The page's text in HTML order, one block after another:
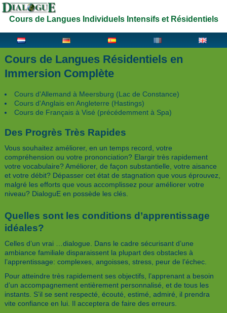
Cours de Langues Individuels Intensifs et Résidentiels
Cours de Langues Résidentiels en
Immersion Complète
Cours d'Allemand à Meersburg (Lac de Constance)
Cours d'Anglais en Angleterre (Hastings)
Cours de Français à Visé (précédemment à Spa)
Des Progrès Très Rapides
Vous souhaitez améliorer, en un temps record, votre
compréhension ou votre prononciation? Elargir très rapidement
votre vocabulaire? Améliorer, de façon substantielle, votre aisance
et votre débit? Dépasser cet état de stagnation que vous éprouvez,
malgré les efforts que vous accomplissez pour améliorer votre
niveau? DialoguE en possède les clés.
Quelles sont les conditions d’apprentissage
idéales?
Celles d’un vrai …dialogue. Dans le cadre sécurisant d’une
ambiance familiale disparaissent la plupart des obstacles à
l’apprentissage: complexes, angoisses, stress, peur de l’échec.
Pour atteindre très rapidement ses objectifs, l’apprenant a besoin
d’un accompagnement entièrement personnalisé, et de tous les
instants. S’il se sent respecté, écouté, estimé, admiré, il prendra
vite confiance en lui. Il acceptera de faire des erreurs.